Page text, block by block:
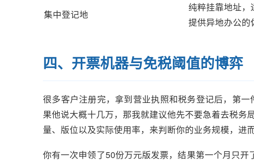
集中登记地
纯粹挂靠地址
提供异地办公的
四、开票机器与免税阈值的博弈
很多客户注册完，拿到营业执照和税务登记后，第
果他说大概十几万，那我就建议他先不要急着去税
量、版位以及实际使用率，来判断你的业务规模，进
你有一次申领了50份万元版发票，结果第一个月只